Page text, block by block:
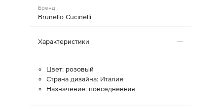
Бренд
Brunello Cucinelli
Характеристики
Цвет: розовый
Страна дизайна: Италия
Назначение: повседневная